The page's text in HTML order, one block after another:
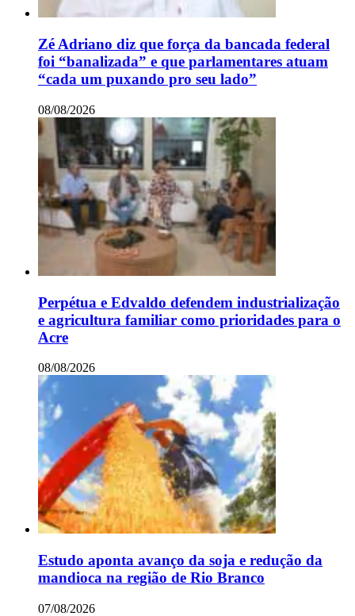
Zé Adriano diz que força da bancada federal
foi “banalizada” e que parlamentares atuam
“cada um puxando pro seu lado”
08/08/2026
Perpétua e Edvaldo defendem industrialização
e agricultura familiar como prioridades para o
Acre
08/08/2026
Estudo aponta avanço da soja e redução da
mandioca na região de Rio Branco
07/08/2026